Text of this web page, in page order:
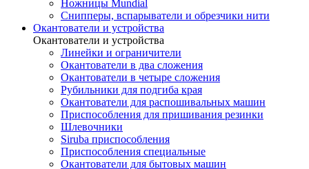
Ножницы Mundial
Снипперы, вспарыватели и обрезчики нити
Окантователи и устройства
Окантователи и устройства
Линейки и ограничители
Окантователи в два сложения
Окантователи в четыре сложения
Рубильники для подгиба края
Окантователи для распошивальных машин
Приспособления для пришивания резинки
Шлевочники
Siruba приспособления
Приспособления специальные
Окантователи для бытовых машин